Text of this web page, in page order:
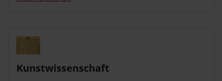
Kunstwissenschaft